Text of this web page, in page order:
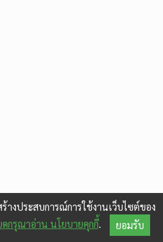
างประสบการณ์การใช้งานเว็บไซต์ของ
ดกรุณาอ่าน นโยบายคุกกี้. ยอมรับ